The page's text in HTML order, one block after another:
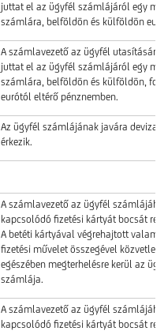
juttat el az ügyfél számlájáról egy
számlára, belföldön és külföldön
A számlavezető az ügyfél utasítására
juttat el az ügyfél számlájáról egy
számlára, belföldön és külföldön,
eurótól eltérő pénznemben.
Az ügyfél számlájának javára deviza
érkezik.
A számlavezető az ügyfél számlájához
kapcsolódó fizetési kártyát bocsát
A betéti kártyával végrehajtott
fizetési művelet összegével
egészében megterhelésre kerül az
számlája.
A számlavezető az ügyfél számlájához
kapcsolódó fizetési kártyát bocsát